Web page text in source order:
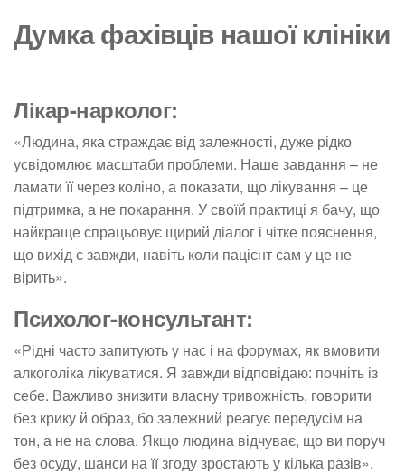
Думка фахівців нашої клініки
Лікар-нарколог:
«Людина, яка страждає від залежності, дуже рідко
усвідомлює масштаби проблеми. Наше завдання – не
ламати її через коліно, а показати, що лікування – це
підтримка, а не покарання. У своїй практиці я бачу, що
найкраще спрацьовує щирий діалог і чітке пояснення,
що вихід є завжди, навіть коли пацієнт сам у це не
вірить».
Психолог-консультант:
«Рідні часто запитують у нас і на форумах, як вмовити
алкоголіка лікуватися. Я завжди відповідаю: почніть із
себе. Важливо знизити власну тривожність, говорити
без крику й образ, бо залежний реагує передусім на
тон, а не на слова. Якщо людина відчуває, що ви поруч
без осуду, шанси на її згоду зростають у кілька разів».